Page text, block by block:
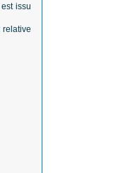
issu
relative